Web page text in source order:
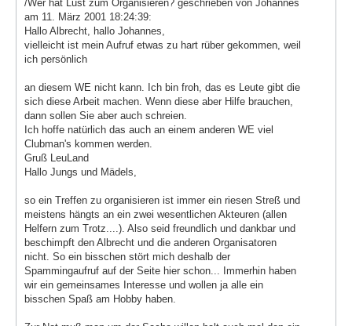
/Wer hat Lust zum Organisieren? geschrieben von Johannes
am 11. März 2001 18:24:39:
Hallo Albrecht, hallo Johannes,
vielleicht ist mein Aufruf etwas zu hart rüber gekommen, weil
ich persönlich
an diesem WE nicht kann. Ich bin froh, das es Leute gibt die
sich diese Arbeit machen. Wenn diese aber Hilfe brauchen,
dann sollen Sie aber auch schreien.
Ich hoffe natürlich das auch an einem anderen WE viel
Clubman's kommen werden.
Gruß LeuLand
Hallo Jungs und Mädels,
so ein Treffen zu organisieren ist immer ein riesen Streß und
meistens hängts an ein zwei wesentlichen Akteuren (allen
Helfern zum Trotz....). Also seid freundlich und dankbar und
beschimpft den Albrecht und die anderen Organisatoren
nicht. So ein bisschen stört mich deshalb der
Spammingaufruf auf der Seite hier schon... Immerhin haben
wir ein gemeinsames Interesse und wollen ja alle ein
bisschen Spaß am Hobby haben.